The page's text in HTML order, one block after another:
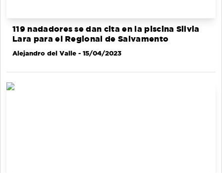
119 nadadores se dan cita en la piscina Silvia
Lara para el Regional de Salvamento
Alejandro del Valle - 15/04/2023